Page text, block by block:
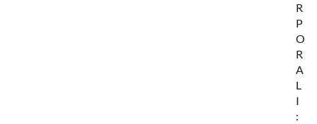
R
P
O
R
A
L
I
: